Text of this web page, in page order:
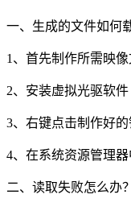
一、生成的文件如何
1、首先制作所需映
2、安装虚拟光驱软
3、右键点击制作好
4、在系统资源管理
二、读取失败怎么办？